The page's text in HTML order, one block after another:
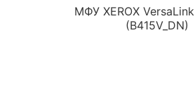
МФУ XEROX
(B415V_DN)